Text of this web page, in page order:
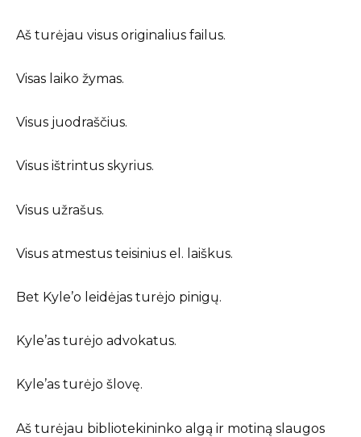
Aš turėjau visus originalius failus.
Visas laiko žymas.
Visus juodraščius.
Visus ištrintus skyrius.
Visus užrašus.
Visus atmestus teisinius el. laiškus.
Bet Kyle’o leidėjas turėjo pinigų.
Kyle’as turėjo advokatus.
Kyle’as turėjo šlovę.
Aš turėjau bibliotekininko algą ir motiną slaugos